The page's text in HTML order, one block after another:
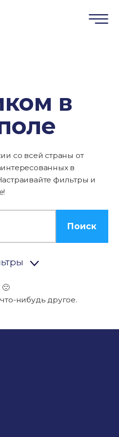
в
со всей страны от
в
фильтры и
Поиск
нибудь другое.